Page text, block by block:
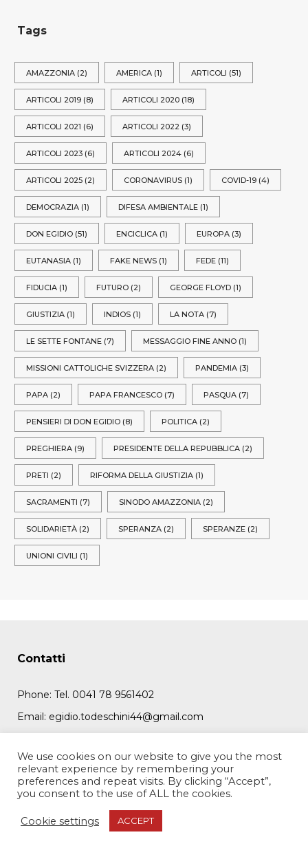
Tags
AMAZZONIA (2) AMERICA (1) ARTICOLI (51)
ARTICOLI 2019 (8) ARTICOLI 2020 (18)
ARTICOLI 2021 (6) ARTICOLI 2022 (3)
ARTICOLI 2023 (6) ARTICOLI 2024 (6)
ARTICOLI 2025 (2) CORONAVIRUS (1) COVID-19 (4)
DEMOCRAZIA (1) DIFESA AMBIENTALE (1)
DON EGIDIO (51) ENCICLICA (1) EUROPA (3)
EUTANASIA (1) FAKE NEWS (1) FEDE (11)
FIDUCIA (1) FUTURO (2) GEORGE FLOYD (1)
GIUSTIZIA (1) INDIOS (1) LA NOTA (7)
LE SETTE FONTANE (7) MESSAGGIO FINE ANNO (1)
MISSIONI CATTOLICHE SVIZZERA (2) PANDEMIA (3)
PAPA (2) PAPA FRANCESCO (7) PASQUA (7)
PENSIERI DI DON EGIDIO (8) POLITICA (2)
PREGHIERA (9) PRESIDENTE DELLA REPUBBLICA (2)
PRETI (2) RIFORMA DELLA GIUSTIZIA (1)
SACRAMENTI (7) SINODO AMAZZONIA (2)
SOLIDARIETÀ (2) SPERANZA (2) SPERANZE (2)
UNIONI CIVILI (1)
Contatti
Phone: Tel. 0041 78 9561402
Email: egidio.todeschini44@gmail.com
© 2022, Don Egidio Todeschini - Web Design
All Rights Reserved.
We use cookies on our website to give you the most
relevant experience by remembering your
preferences and repeat visits. By clicking “Accept”,
you consent to the use of ALL the cookies.
Cookie settings ACCEPT